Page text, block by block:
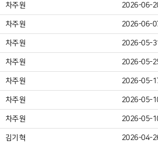
차주원 2026-06-
차주원 2026-06-
차주원 2026-05-
차주원 2026-05-
차주원 2026-05-
차주원 2026-05-
차주원 2026-05-
김기혁 2026-04-